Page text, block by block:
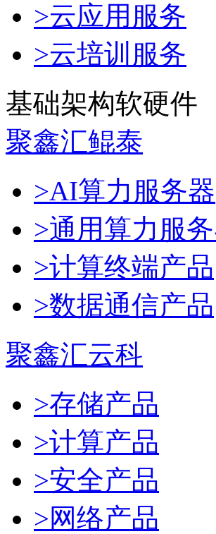
>云应用服务
>云培训服务
基础架构软硬件
聚鑫汇鲲泰
>AI算力服务器
>通用算力服
>计算终端产品
>数据通信产品
聚鑫汇云科
>存储产品
>计算产品
>安全产品
>网络产品